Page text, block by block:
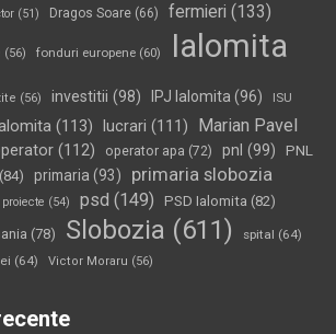
(51) Dragos Soare (66) fermieri (133)
(56) fonduri europene (60)
Ialomita
(56) investitii (98) IPJ Ialomita (96) ISU
(113) lucrari (111)
Marian Pavel
(112) operator apa (72) pnl (99)
PNL
primaria (93)
primaria slobozia
proiecte (54) psd (149) PSD Ialomita (82)
(78) Slobozia (611) spital (64)
(64) Victor Moraru (56)